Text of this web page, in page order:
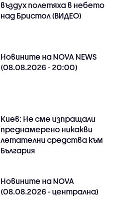
въздух полетяха в небето
над Бристол (ВИДЕО)
Новините на NOVA NEWS
(08.08.2026 - 20:00)
Киев: Не сме изпращали
преднамерено никакви
летателни средства към
България
Новините на NOVA
(08.08.2026 - централна)